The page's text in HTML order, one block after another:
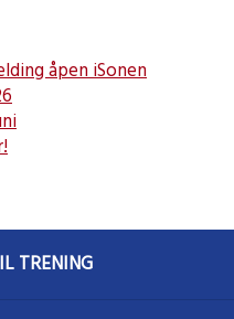
åpen iSonen
TRENING